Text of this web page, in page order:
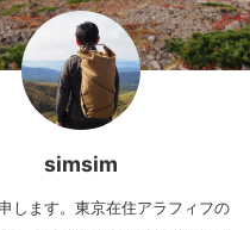
simsim
します。東京在住アラフィフの